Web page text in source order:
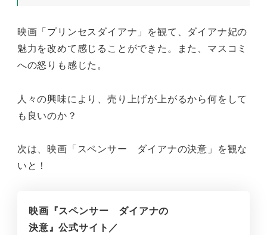
映画「プリンセスダイアナ」を観て、ダイアナ妃の
魅力を改めて感じることができた。また、マスコミ
への怒りも感じた。
人々の興味により、売り上げが上がるから何をして
も良いのか？
次は、映画「スペンサー ダイアナの決意」を観な
いと！
映画『スペンサー ダイアナの
決意』公式サイト／